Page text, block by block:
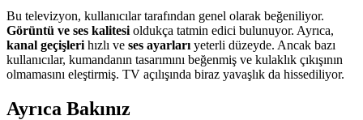
Bu televizyon, kullanıcılar tarafından genel olarak beğeniliyor.
Görüntü ve ses kalitesi oldukça tatmin edici bulunuyor. Ayrıca,
kanal geçişleri hızlı ve ses ayarları yeterli düzeyde. Ancak bazı
kullanıcılar, kumandanın tasarımını beğenmiş ve kulaklık çıkışının
olmamasını eleştirmiş. TV açılışında biraz yavaşlık da hissediliyor.
Ayrıca Bakınız